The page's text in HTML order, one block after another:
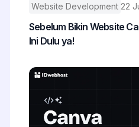
Website Development 22
Sebelum Bikin Website
Ini Dulu ya!